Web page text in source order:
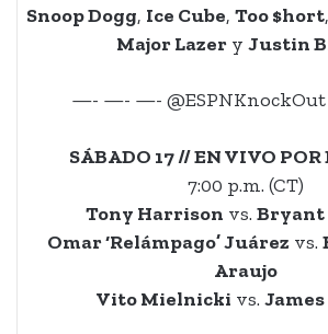
Snoop Dogg, Ice Cube, Too $hort,
Major Lazery Justin
—- —- —- @ESPNKnockOut
SÁBADO 17 // EN VIVO POR
7:00 p.m. (CT)
Tony Harrison vs. Bryant
Omar ‘Relámpago’ Juárezvs.
Araujo
Vito Mielnicki vs.